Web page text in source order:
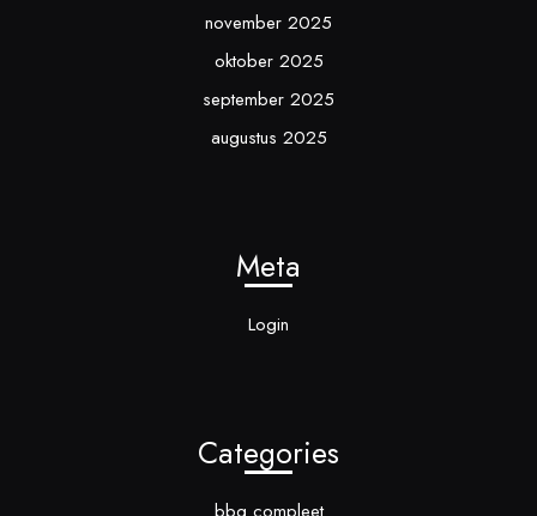
november 2025
oktober 2025
september 2025
augustus 2025
Meta
Login
Categories